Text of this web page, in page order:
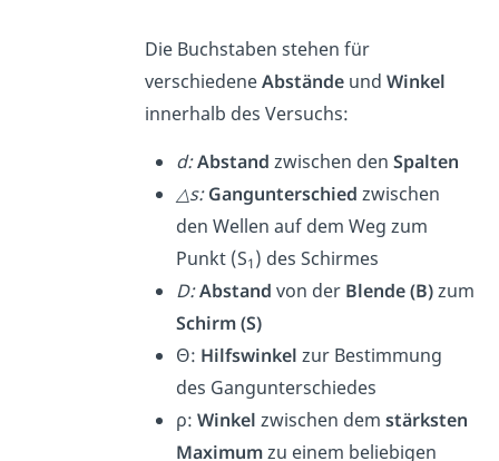
Die Buchstaben stehen für
verschiedeneAbstände undWinkel
innerhalb des Versuchs:
d:Abstand zwischen denSpalten
△s: Gangunterschied zwischen
den Wellen auf dem Weg zum
Punkt (S1) des Schirmes
D:Abstand von der Blende (B)zum
Schirm (S)
Θ: Hilfswinkel zur Bestimmung
des Gangunterschiedes
ρ:Winkel zwischen dem stärksten
Maximumzu einem beliebigen